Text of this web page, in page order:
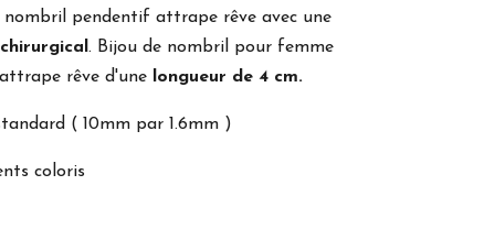
nombril pendentif attrape rêve avec une
. Bijou de nombril pour femme
rêve d'une
longueur de 4 cm.
( 10mm par 1.6mm )
coloris